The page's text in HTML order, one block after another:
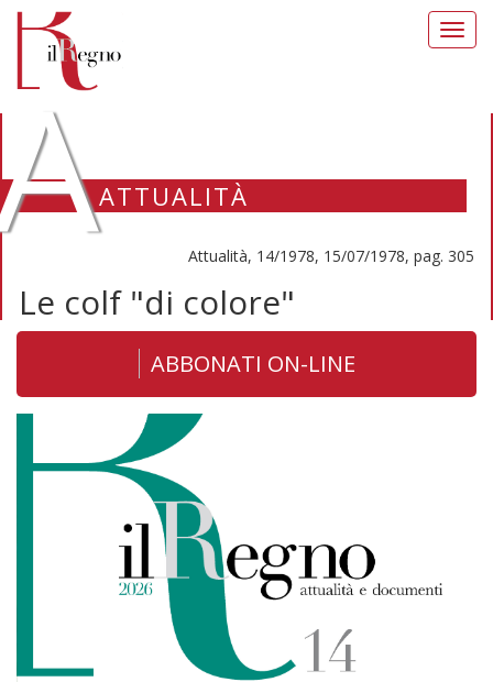
ATTUALITÀ
Attualità, 14/1978, 15/07/1978, pag. 305
Le colf "di colore"
ABBONATI ON-LINE